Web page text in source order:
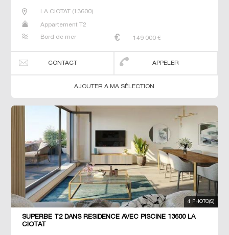
LA CIOTAT(13600)
Appartement T2
Bord de mer 149 000 €
CONTACT APPELER
AJOUTER A MA SÉLECTION
4 PHOTO(S)
SUPERBE T2 DANS RÉSIDENCE AVEC PISCINE 13600 LA
CIOTAT